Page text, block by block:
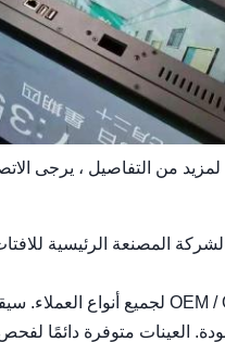
من التفاصيل ، يرجى